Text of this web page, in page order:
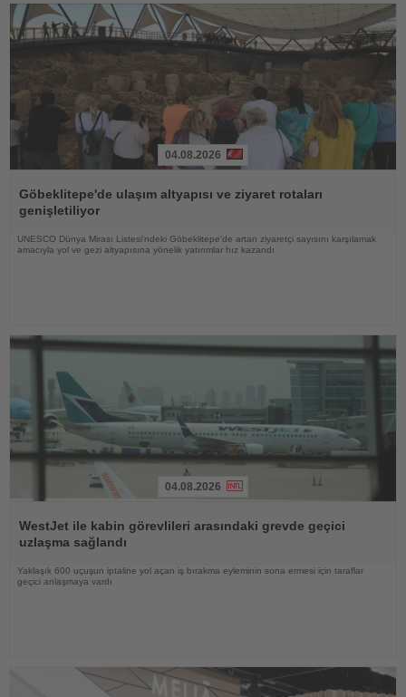
Oku
04.08.2026
Göbeklitepe'de ulaşım altyapısı ve ziyaret rotaları
genişletiliyor
UNESCO Dünya Mirası Listesi'ndeki Göbeklitepe'de artan ziyaretçi sayısını karşılamak
amacıyla yol ve gezi altyapısına yönelik yatırımlar hız kazandı
Oku
04.08.2026
WestJet ile kabin görevlileri arasındaki grevde geçici
uzlaşma sağlandı
Yaklaşık 600 uçuşun iptaline yol açan iş bırakma eyleminin sona ermesi için taraflar
geçici anlaşmaya vardı